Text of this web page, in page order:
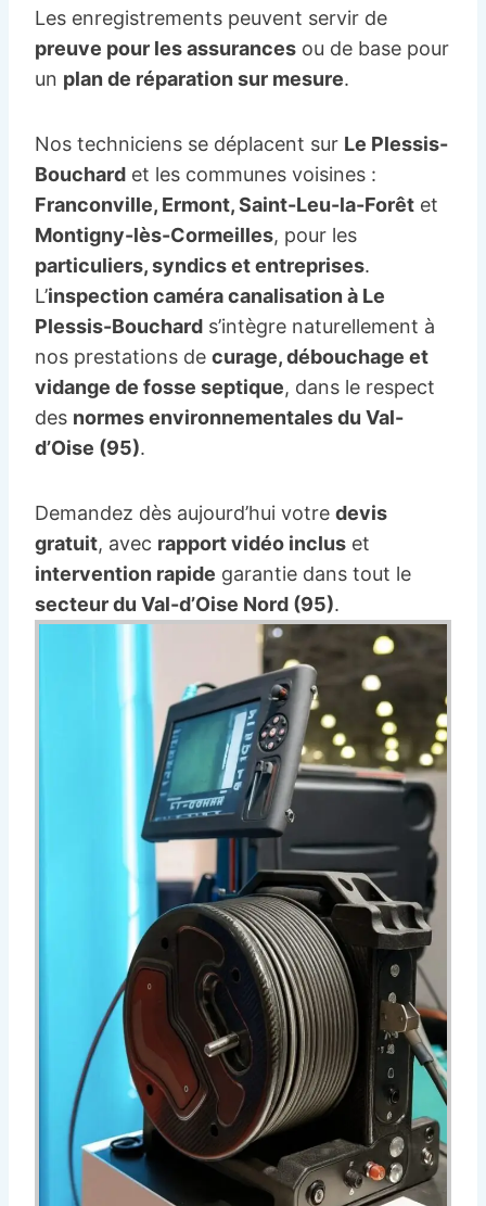
Les enregistrements peuvent servir de
preuve pour les assurances ou de base pour
un plan de réparation sur mesure.
Nos techniciens se déplacent sur Le Plessis-
Bouchard et les communes voisines :
Franconville, Ermont, Saint-Leu-la-Forêt et
Montigny-lès-Cormeilles, pour les
particuliers, syndics et entreprises.
L’inspection caméra canalisation à Le
Plessis-Bouchard s’intègre naturellement à
nos prestations de curage, débouchage et
vidange de fosse septique, dans le respect
des normes environnementales du Val-
d’Oise (95).
Demandez dès aujourd’hui votre devis
gratuit, avec rapport vidéo inclus et
intervention rapide garantie dans tout le
secteur du Val-d’Oise Nord (95).